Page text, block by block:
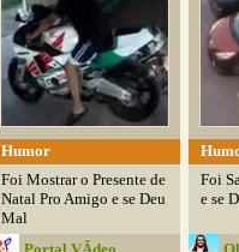
Humor
Foi Mostrar o Presente de
Natal Pro Amigo e se Deu
Mal
Foi
e se